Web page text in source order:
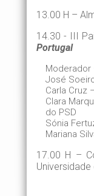
13.00 H –
14.30 - III
Portugal
Moderador
José
Carla Cruz
Clara
do PSD
Sónia
Mariana
17.00 H –